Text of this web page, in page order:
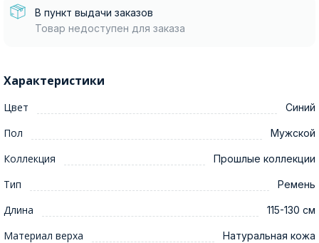
В пункт выдачи заказов
Товар недоступен для заказа
Характеристики
Цвет Синий
Пол Мужской
Коллекция Прошлые коллекции
Тип Ремень
Длина 115-130 см
Материал верха Натуральная кожа